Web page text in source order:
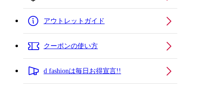
アウトレットガイド
クーポンの使い方
d fashionは毎日お得宣言!!